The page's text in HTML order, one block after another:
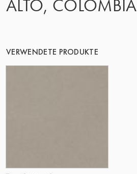
ALTO, COLOMBIA
VERWENDETE PRODUKTE